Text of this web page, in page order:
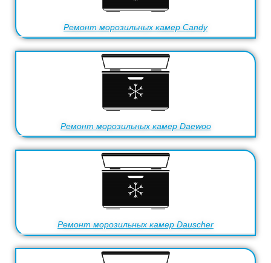
Ремонт морозильных камер Candy
Ремонт морозильных камер Daewoo
Ремонт морозильных камер Dauscher